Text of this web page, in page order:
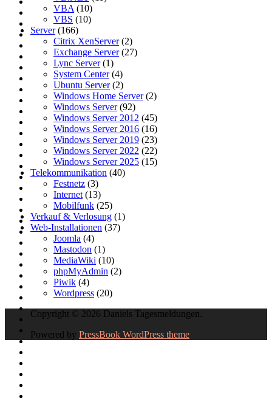
VBA (10)
VBS (10)
Server(166)
Citrix XenServer(2)
Exchange Server(27)
Lync Server(1)
System Center(4)
Ubuntu Server(2)
Windows Home Server(2)
Windows Server(92)
Windows Server 2012 (45)
Windows Server 2016 (16)
Windows Server 2019 (23)
Windows Server 2022 (22)
Windows Server 2025 (15)
Telekommunikation (40)
Festnetz (3)
Internet (13)
Mobilfunk (25)
Verkauf & Verlosung (1)
Web-Installationen (37)
Joomla (4)
Mastodon (1)
MediaWiki (10)
phpMyAdmin (2)
Piwik (4)
Wordpress (20)
Copyright © 2026 Daniels Tagesmeldungen.
Powered by PressBook WordPress theme